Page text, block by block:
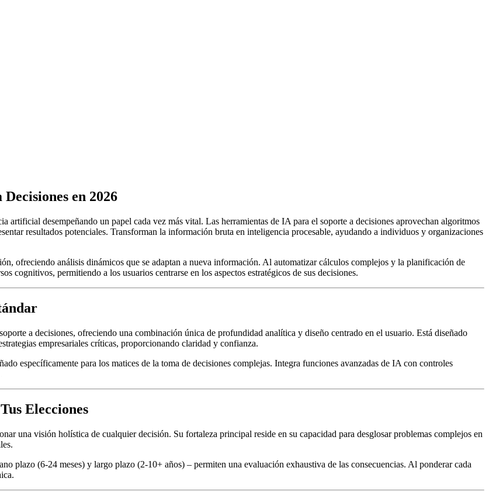
en 2026
artificial desempeñando un papel cada vez más vital. Las herramientas de IA para el soporte a decisiones aprovechan algoritmos
resultados potenciales. Transforman la información bruta en inteligencia procesable, ayudando a individuos y organizaciones
ofreciendo análisis dinámicos que se adaptan a nueva información. Al automatizar cálculos complejos y la planificación de
cognitivos, permitiendo a los usuarios centrarse en los aspectos estratégicos de sus decisiones.
a decisiones, ofreciendo una combinación única de profundidad analítica y diseño centrado en el usuario. Está diseñado
empresariales críticas, proporcionando claridad y confianza.
específicamente para los matices de la toma de decisiones complejas. Integra funciones avanzadas de IA con controles
Elecciones
una visión holística de cualquier decisión. Su fortaleza principal reside en su capacidad para desglosar problemas complejos en
plazo (6-24 meses) y largo plazo (2-10+ años) – permiten una evaluación exhaustiva de las consecuencias. Al ponderar cada